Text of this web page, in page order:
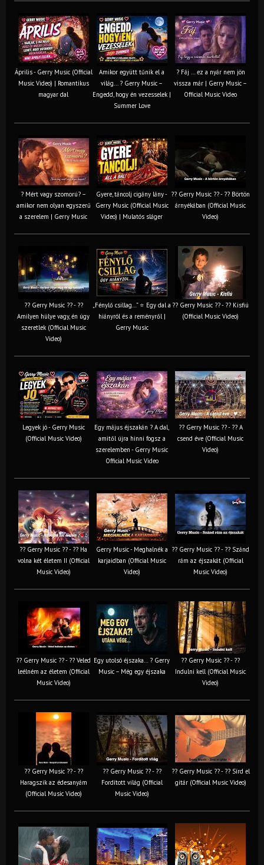
Április - Gerry Music (Official
Music Video) | Romantikus
magyar dal
Amikor együtt tűnik el a
világ... ? Gerry Music –
Engedd, hogy én vezesselek |
Summer Love
? Fáj … ez a nyár nem jön
vissza már | Gerry Music –
Official Music Video
? Mért vagy szomorú? –
amikor nem olyan egyszerű
a szerelem | Gerry Music
Gyere, táncolj cigány lány -
Gerry Music (Official Music
Video) | Mulatós sláger
?? Gerry Music ?? - ?? Börtön
árnyékában (Official Music
Video)
?? Gerry Music ?? - ??
Amilyen hülye vagy, én úgy
szeretlek (Official Music
Video)
„Fénylő csillag…” ⭐ Egy dal a
hiányról és a reményről |
Gerry Music
?? Gerry Music ?? - ?? Kisfiú
(Official Music Video)
Legyek jó - Gerry Music
(Official Music Video)
Egy május éjszakán ? A dal,
amitől újra hinni fogsz a
szerelemben - Gerry Music
Official Music Video
?? Gerry Music ?? - ?? A
csend éve (Official Music
Video)
?? Gerry Music ?? - ?? Ha
volna két életem II (Official
Music Video)
Gerry Music - Meghalnék a
karjaidban (Official Music
Video)
?? Gerry Music ?? - ?? Szánd
rám az éjszakát (Official
Music Video)
?? Gerry Music ?? - ?? Veled
leélném az életem (Official
Music Video)
Egy utolsó éjszaka… ? Gerry
Music – Még egy éjszaka
?? Gerry Music ?? - ??
Indulni kell (Official Music
Video)
?? Gerry Music ?? - ??
Haragszik az édesanyám
(Official Music Video)
?? Gerry Music ?? - ??
Fordított világ (Official
Music Video)
?? Gerry Music ?? - ?? Sírd el
gitár (Official Music Video)